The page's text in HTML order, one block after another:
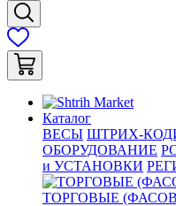
Каталог
ВЕСЫ ШТРИХ-
ОБОРУДОВАНИЕ
и УСТАНОВКИ
ТОРГОВЫЕ